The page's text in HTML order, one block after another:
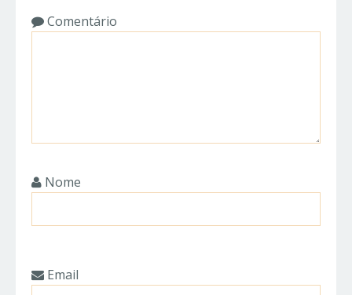
Comentário
Nome
Email